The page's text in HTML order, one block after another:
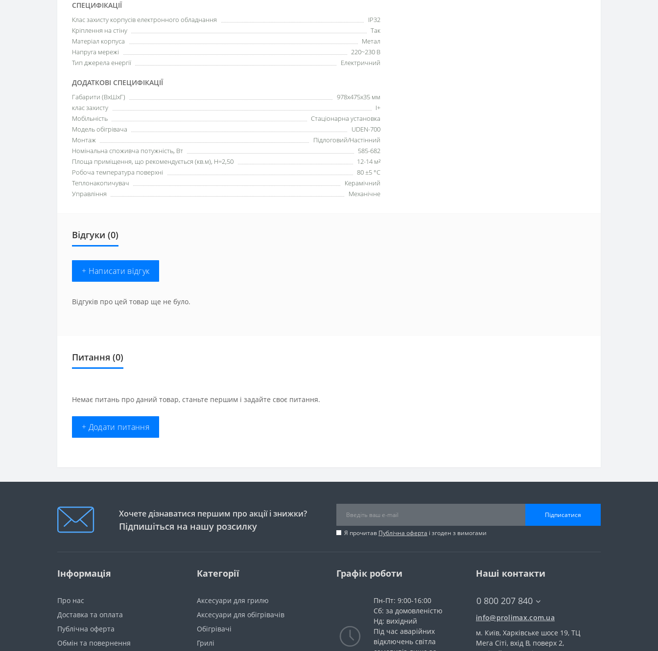
СПЕЦИФІКАЦІЇ
Клас захисту корпусів електронного обладнання
IP32
Кріплення на стіну
Так
Матеріал корпуса
Метал
Напруга мережі
220~230 В
Тип джерела енергії
Електричний
ДОДАТКОВІ СПЕЦИФІКАЦІЇ
Габарити (ВхШхГ)
978х475х35 мм
клас захисту
I+
Мобільність
Стаціонарна установка
Модель обігрівача
UDEN-700
Монтаж
Підлоговий/Настінний
Номінальна споживча потужність, Вт
585-682
Площа приміщення, що рекомендується (кв.м), H=2,50
12-14 м²
Робоча температура поверхні
80 ±5 °С
Теплонакопичувач
Керамічний
Управління
Механічне
Відгуки (0)
+ Написати відгук
Відгуків про цей товар ще не було.
Питання (0)
Немає питань про даний товар, станьте першим і задайте своє питання.
+ Додати питання
Хочете дізнаватися першим про акції і знижки?
Підпишіться на нашу розсилку
Підписатися
Я прочитав Публічна оферта і згоден з вимогами
Інформація
Про нас
Доставка та оплата
Публічна оферта
Обмін та повернення
Категорії
Аксесуари для грилю
Аксесуари для обігрівачів
Обігрівачі
Грилі
Графік роботи
Пн-Пт: 9:00-16:00
Сб: за домовленістю
Нд: вихідний
Під час аварійних
відключень світла
Наші контакти
0 800 207 840
info@prolimax.com.ua
м. Київ, Харківське шосе 19, ТЦ
Мега Сіті, вхід В, поверх 2,